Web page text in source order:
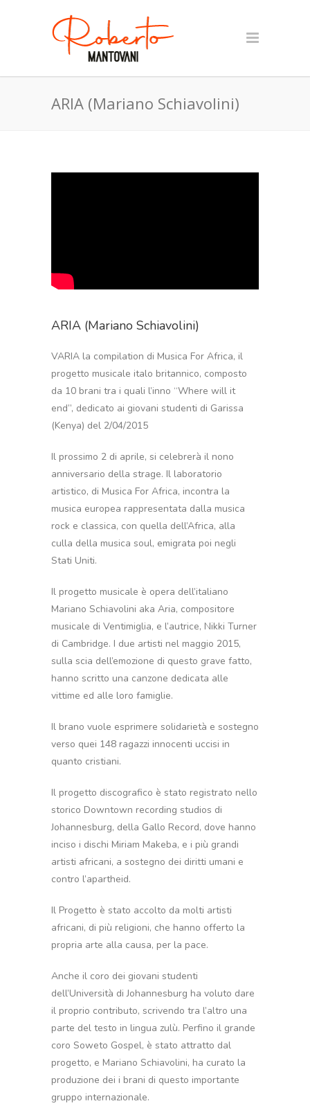
ARIA (Mariano Schiavolini)
ARIA (Mariano Schiavolini)
VARIA la compilation di Musica For Africa, il
progetto musicale italo britannico, composto
da 10 brani tra i quali l’inno “Where will it
end”, dedicato ai giovani studenti di Garissa
(Kenya) del 2/04/2015
Il prossimo 2 di aprile, si celebrerà il nono
anniversario della strage. Il laboratorio
artistico, di Musica For Africa, incontra la
musica europea rappresentata dalla musica
rock e classica, con quella dell’Africa, alla
culla della musica soul, emigrata poi negli
Stati Uniti.
Il progetto musicale è opera dell’italiano
Mariano Schiavolini aka Aria, compositore
musicale di Ventimiglia, e l’autrice, Nikki Turner
di Cambridge. I due artisti nel maggio 2015,
sulla scia dell’emozione di questo grave fatto,
hanno scritto una canzone dedicata alle
vittime ed alle loro famiglie.
Il brano vuole esprimere solidarietà e sostegno
verso quei 148 ragazzi innocenti uccisi in
quanto cristiani.
Il progetto discografico è stato registrato nello
storico Downtown recording studios di
Johannesburg, della Gallo Record, dove hanno
inciso i dischi Miriam Makeba, e i più grandi
artisti africani, a sostegno dei diritti umani e
contro l’apartheid.
Il Progetto è stato accolto da molti artisti
africani, di più religioni, che hanno offerto la
propria arte alla causa, per la pace.
Anche il coro dei giovani studenti
dell’Università di Johannesburg ha voluto dare
il proprio contributo, scrivendo tra l’altro una
parte del testo in lingua zulù. Perfino il grande
coro Soweto Gospel, è stato attratto dal
progetto, e Mariano Schiavolini, ha curato la
produzione dei i brani di questo importante
gruppo internazionale.